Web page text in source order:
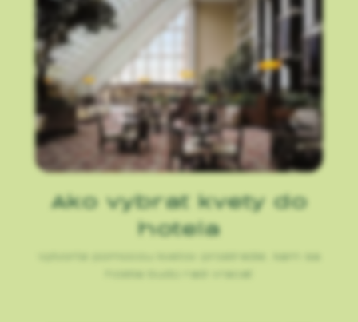
Ako vybrať kvety do
hotela
hostia budú radi vracať